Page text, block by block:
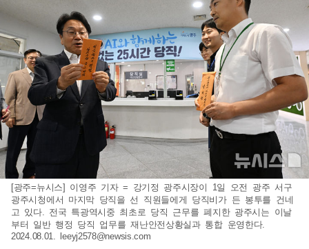
[광주=뉴시스] 이영주 기자 = 강기정 광주시장이 1일 오전 광주 서구
광주시청에서 마지막 당직을 선 직원들에게 당직비가 든 봉투를 건네
고 있다. 전국 특광역시중 최초로 당직 근무를 폐지한 광주시는 이날
부터 일반 행정 당직 업무를 재난안전상황실과 통합 운영한다.
2024.08.01. leeyj2578@newsis.com